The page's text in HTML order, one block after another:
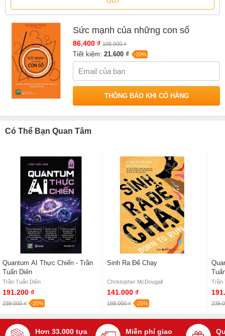
Sức mạnh của những con số
86.400 ₫ 108.000 ₫
Tiết kiệm:21.600 ₫ -20%
THÔNG BÁO KHI CÓ HÀNG
Có Thể Bạn Quan Tâm
Quantum AI Thực Chiến - Trần
Tuấn Diên
Trần Tuấn Diên
191.200 ₫
239.000 ₫ -20%
Sinh Ra Để Chạy
Christopher McDougall
141.000 ₫
188.000 ₫ -25%
Trần
Hơn 33.000 tựa
Miễn phí giao